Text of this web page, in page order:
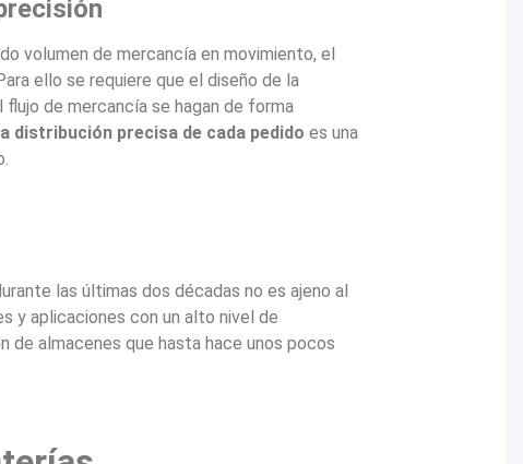
volumen de mercancía en movimiento, el
ello se requiere que el diseño de la
de mercancía se hagan de forma
distribución precisa de cada pedidoes una
las últimas dos décadas no es ajeno al
y aplicaciones con un alto nivel de
de almacenes que hasta hace unos pocos